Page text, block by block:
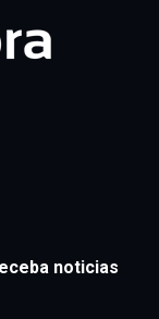
noticias